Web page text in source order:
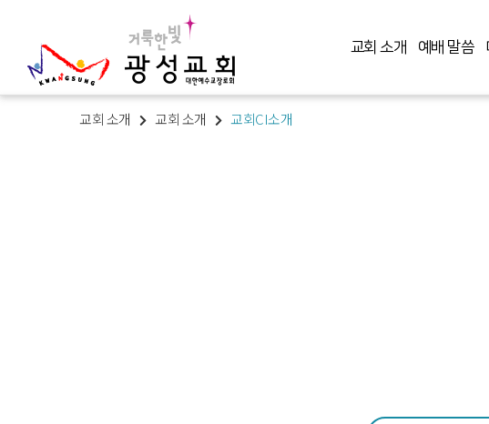
교회 소개 예배 말씀
교회 소개 교회 소개 교회CI소개